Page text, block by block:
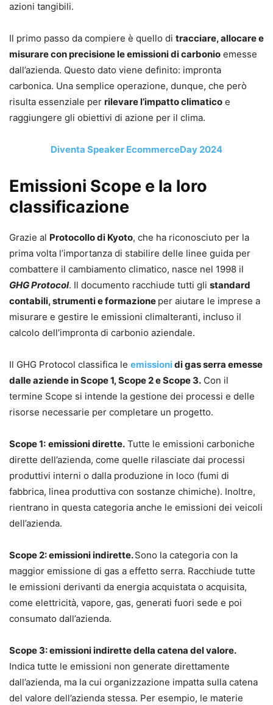
azioni tangibili.
Il primo passo da compiere è quello di tracciare, allocare e
misurare con precisione le emissioni di carbonio emesse
dall’azienda. Questo dato viene definito: impronta
carbonica. Una semplice operazione, dunque, che però
risulta essenziale per rilevare l’impatto climatico e
raggiungere gli obiettivi di azione per il clima.
Diventa Speaker EcommerceDay 2024
Emissioni Scope e la loro
classificazione
Grazie al Protocollo di Kyoto, che ha riconosciuto per la
prima volta l’importanza di stabilire delle linee guida per
combattere il cambiamento climatico, nasce nel 1998 il
GHG Protocol. Il documento racchiude tutti gli standard
contabili, strumenti e formazione per aiutare le imprese a
misurare e gestire le emissioni climalteranti, incluso il
calcolo dell’impronta di carbonio aziendale.
Il GHG Protocol classifica le emissionidi gas serra emesse
dalle aziende in Scope 1, Scope 2 e Scope 3. Con il
termine Scope si intende la gestione dei processi e delle
risorse necessarie per completare un progetto.
Scope 1: emissioni dirette. Tutte le emissioni carboniche
dirette dell’azienda, come quelle rilasciate dai processi
produttivi interni o dalla produzione in loco (fumi di
fabbrica, linea produttiva con sostanze chimiche). Inoltre,
rientrano in questa categoria anche le emissioni dei veicoli
dell’azienda.
Scope 2: emissioni indirette.Sono la categoria con la
maggior emissione di gas a effetto serra. Racchiude tutte
le emissioni derivanti da energia acquistata o acquisita,
come elettricità, vapore, gas, generati fuori sede e poi
consumato dall’azienda.
Scope 3: emissioni indirette della catena del valore.
Indica tutte le emissioni non generate direttamente
dall’azienda, ma la cui organizzazione impatta sulla catena
del valore dell’azienda stessa. Per esempio, le materie